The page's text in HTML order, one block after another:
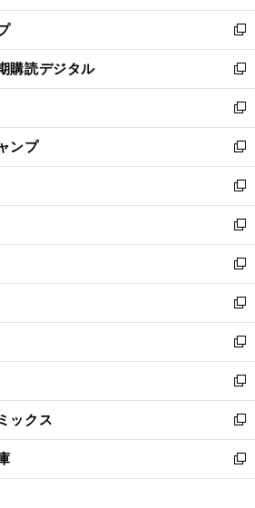
開
く
ウ
で
開
く
ン
ド
ウ
で
開
く
ウ
ィ
ン
ド
ウ
で
開
く
新
し
い
ウ
ィ
ン
ド
ウ
で
開
く
購読デジタル
新
し
い
ウ
ィ
ン
ド
ウ
で
開
く
新
し
い
ウ
ィ
ン
ド
ウ
で
開
く
ンプ
新
し
い
ウ
ィ
ン
ド
ウ
で
開
く
新
し
い
ウ
ィ
ン
ド
ウ
で
開
く
新
し
い
ウ
ィ
ン
ド
ウ
で
開
く
新
し
い
ウ
ィ
ン
ド
ウ
で
開
く
新
し
い
ウ
ィ
ン
ド
ウ
で
開
新
し
い
ウ
ィ
ン
ド
ウ
新
し
い
ウ
ィ
ン
ックス
新
し
い
ウ
新
し